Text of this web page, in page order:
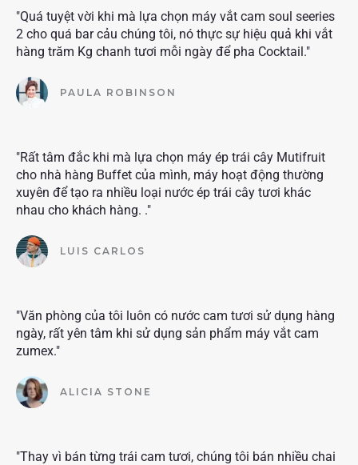
"Quá tuyệt vời khi mà lựa chọn máy vắt cam soul seeries
2 cho quá bar cảu chúng tôi, nó thực sự hiệu quả khi vắt
hàng trăm Kg chanh tươi mỗi ngày để pha Cocktail."
PAULA ROBINSON
"Rất tâm đắc khi mà lựa chọn máy ép trái cây Mutifruit
cho nhà hàng Buffet của mình, máy hoạt động thường
xuyên để tạo ra nhiều loại nước ép trái cây tươi khác
nhau cho khách hàng. ."
LUIS CARLOS
"Văn phòng của tôi luôn có nước cam tươi sử dụng hàng
ngày, rất yên tâm khi sử dụng sản phẩm máy vắt cam
zumex."
ALICIA STONE
"Thay vì bán từng trái cam tươi, chúng tôi bán nhiều chai